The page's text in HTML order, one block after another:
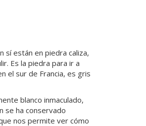
sí están en piedra caliza,
Es la piedra para ir a
el sur de Francia, es gris
blanco inmaculado,
se ha conservado
nos permite ver cómo